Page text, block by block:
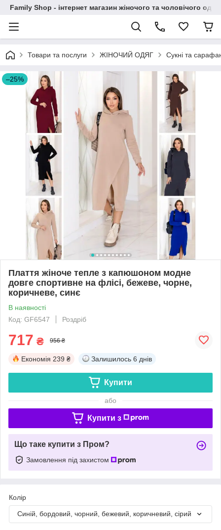
Family Shop - інтернет магазин жіночого та чоловічого
Товари та послуги ЖІНОЧИЙ ОДЯГ Сукні та
–25%
Плаття жіноче тепле з капюшоном модне
довге спортивне на флісі, бежеве, чорне,
коричневе, синє
В наявності
Код: GF6547
Роздріб
717 ₴ 956 ₴
Економія 239 ₴ Залишилось 6 днів
Купити
або
Купити з
Що таке купити з Пром?
Замовлення під захистом
Колір
Синій, бордовий, чорний, бежевий, коричневий, сірий